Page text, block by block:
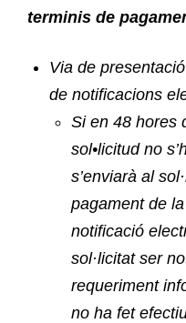
terminis de
Via de
de notificacions
Si en 48 hores
sol•licitud no
s’enviarà al
pagament de
notificació
sol·licitat ser
requeriment
no ha fet